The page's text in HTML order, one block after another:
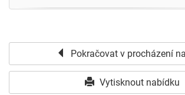
Pokračovat v procházení
Vytisknout nabídku